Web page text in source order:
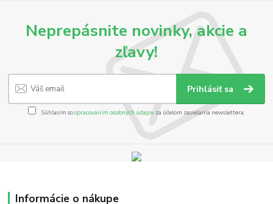
Neprepásnite novinky, akcie a
zľavy!
Prihlásiť sa
Súhlasím sospracovaním osobných údajov za účelom zasielania newslettera.
Informácie o nákupe